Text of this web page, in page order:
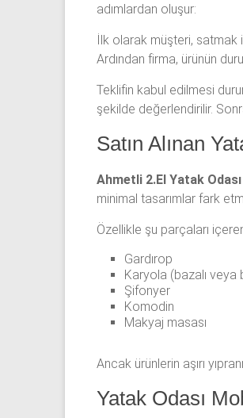
adımlardan oluşur:
İlk olarak müşteri, satmak
Ardından firma, ürünün
Teklifin kabul edilmesi
şekilde değerlendirilir.
Satın Alınan
Ahmetli 2.El Yatak
minimal tasarımlar fark
Özellikle şu parçaları
Gardırop
Karyola (bazalı veya
Şifonyer
Komodin
Makyaj masası
Ancak ürünlerin aşırı
Yatak Odası